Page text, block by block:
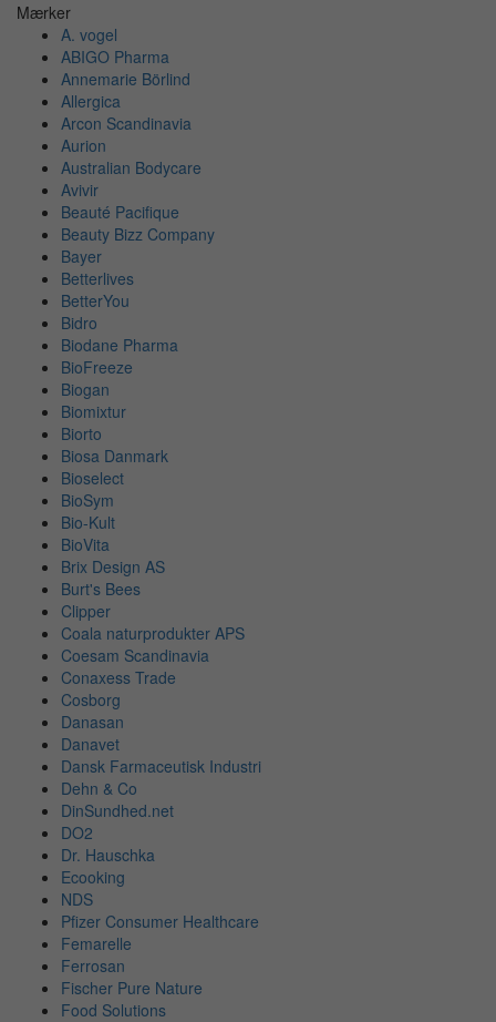
Mærker
A. vogel
ABIGO Pharma
Annemarie Börlind
Allergica
Arcon Scandinavia
Aurion
Australian Bodycare
Avivir
Beauté Pacifique
Beauty Bizz Company
Bayer
Betterlives
BetterYou
Bidro
Biodane Pharma
BioFreeze
Biogan
Biomixtur
Biorto
Biosa Danmark
Bioselect
BioSym
Bio-Kult
BioVita
Brix Design AS
Burt's Bees
Clipper
Coala naturprodukter APS
Coesam Scandinavia
Conaxess Trade
Cosborg
Danasan
Danavet
Dansk Farmaceutisk Industri
Dehn & Co
DinSundhed.net
DO2
Dr. Hauschka
Ecooking
NDS
Pfizer Consumer Healthcare
Femarelle
Ferrosan
Fischer Pure Nature
Food Solutions